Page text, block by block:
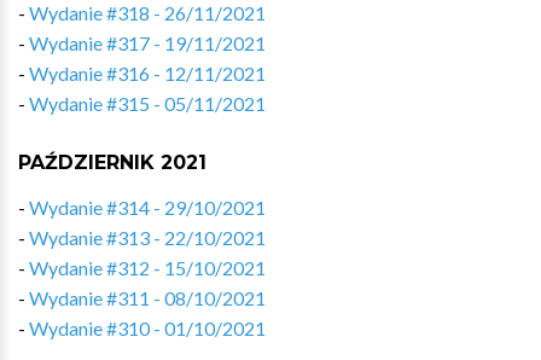
- Wydanie #318 - 26/11/2021
- Wydanie #317 - 19/11/2021
- Wydanie #316 - 12/11/2021
- Wydanie #315 - 05/11/2021
PAŹDZIERNIK 2021
- Wydanie #314 - 29/10/2021
- Wydanie #313 - 22/10/2021
- Wydanie #312 - 15/10/2021
- Wydanie #311 - 08/10/2021
- Wydanie #310 - 01/10/2021